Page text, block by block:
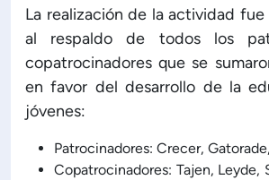
La realización de la actividad
al respaldo de todos los
copatrocinadores que se
en favor del desarrollo de la
jóvenes:
Patrocinadores: Crecer,
Copatrocinadores: Tajen, Leyde,